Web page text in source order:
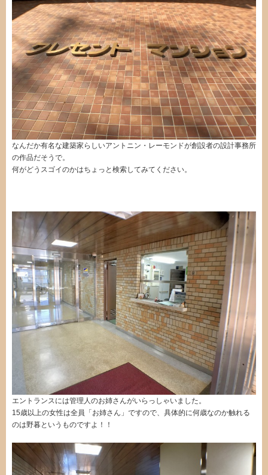
なんだか有名な建築家らしいアントニン・レーモンドが創設者の設計事務所
の作品だそうで。
何がどうスゴイのかはちょっと検索してみてください。
エントランスには管理人のお姉さんがいらっしゃいました。
15歳以上の女性は全員「お姉さん」ですので、具体的に何歳なのか触れる
のは野暮というものですよ！！